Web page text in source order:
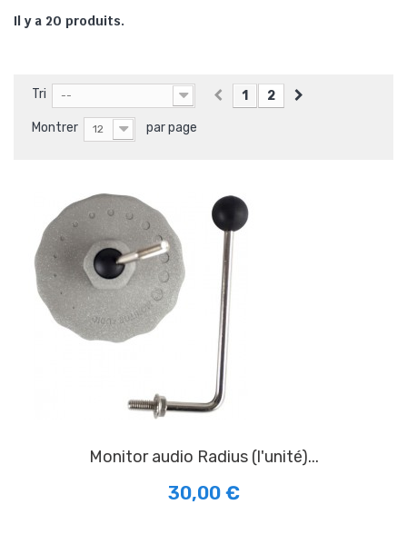
Il y a 20 produits.
Tri --
Montrer 12 par page
1 2
Monitor audio Radius (l'unité)...
30,00 €